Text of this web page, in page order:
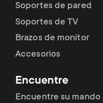
Soportes de pared
Soportes de TV
Brazos de monitor
Accesorios
Encuentre
Encuentre su mando